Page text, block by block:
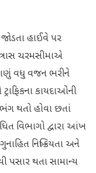
હાઈવે પર
ચરમસીમાએ
વધુ વજન ભરીને
કાયદાઓની
થતો હોવા છતાં
વિભાગો દ્વારા આંખ
નિષ્ક્રિયતા અને
પસાર થતા સામાન્ય